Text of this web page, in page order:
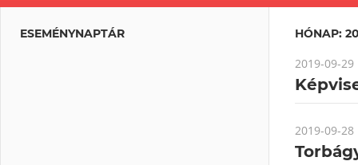
HÓNAP:
2019-09-29
2019-09-28
ESEMÉNYNAPTÁR